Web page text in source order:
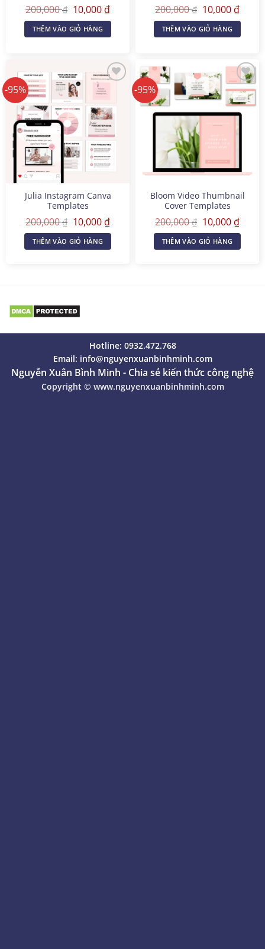
200,000₫ Giá
gốc
là:
200,000 ₫.
10,000₫Giá
hiện
tại
là:
THÊM VÀO GIỎ HÀNG
200,000₫ Giá
gốc
là:
200,000 ₫.
10,000₫Giá
hiện
tại
là:
THÊM VÀO GIỎ HÀNG
-95%
Julia Instagram Canva
Templates
200,000₫ Giá
gốc
là:
200,000 ₫.
10,000₫Giá
hiện
tại
là:
THÊM VÀO GIỎ HÀNG
-95%
Bloom Video Thumbnail
Cover Templates
200,000₫ Giá
gốc
là:
200,000 ₫.
10,000₫Giá
hiện
tại
là:
THÊM VÀO GIỎ HÀNG
Hotline: 0932.472.768
Email: info@nguyenxuanbinhminh.com
Nguyễn Xuân Bình Minh - Chia sẻ kiến thức công nghệ
Copyright © www.nguyenxuanbinhminh.com